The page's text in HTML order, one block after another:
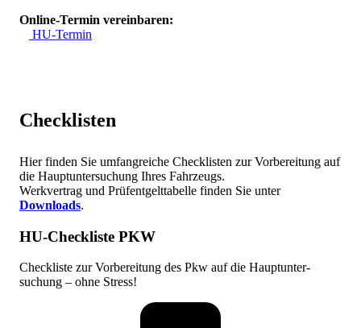
Online-Termin vereinbaren:
HU-Termin
Checklisten
Hier finden Sie umfangreiche Checklisten zur Vorbereitung auf
die Hauptuntersuchung Ihres Fahrzeugs.
Werkvertrag und Prüfentgelttabelle finden Sie unter
Downloads.
HU-Checkliste PKW
Check­liste zur Vor­bereitung des Pkw auf die Haupt­unter­
suchung – ohne Stress!